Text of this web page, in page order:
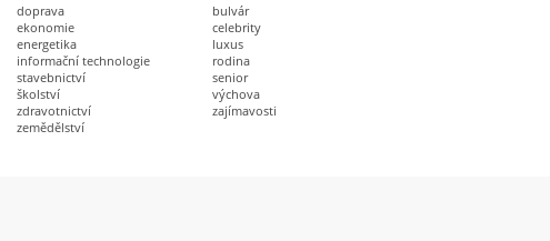
doprava
ekonomie
energetika
informační technologie
stavebnictví
školství
zdravotnictví
zemědělství
bulvár
celebrity
luxus
rodina
senior
výchova
zajímavosti